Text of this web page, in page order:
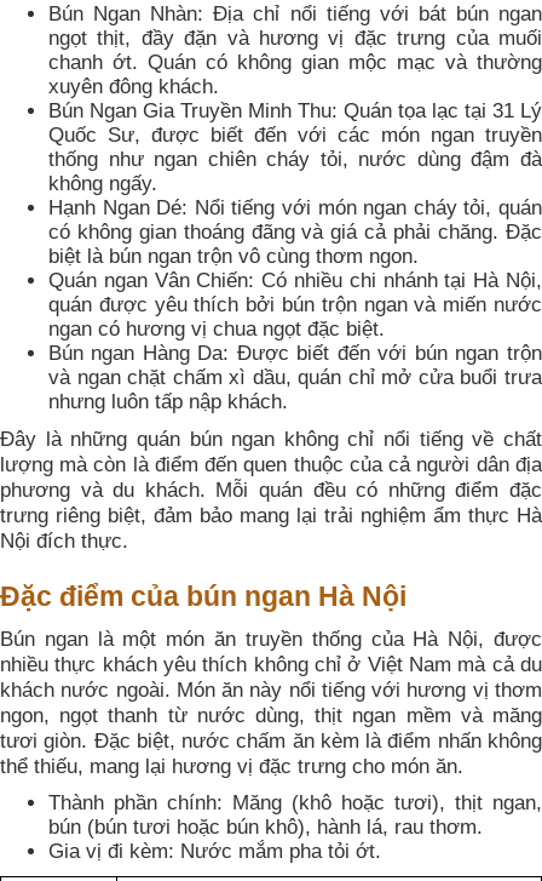
Bún Ngan Nhàn: Địa chỉ nổi tiếng với bát bún ngan
ngọt thịt, đầy đặn và hương vị đặc trưng của muối
chanh ớt. Quán có không gian mộc mạc và thường
xuyên đông khách.
Bún Ngan Gia Truyền Minh Thu: Quán tọa lạc tại 31 Lý
Quốc Sư, được biết đến với các món ngan truyền
thống như ngan chiên cháy tỏi, nước dùng đậm đà
không ngấy.
Hạnh Ngan Dé: Nổi tiếng với món ngan cháy tỏi, quán
có không gian thoáng đãng và giá cả phải chăng. Đặc
biệt là bún ngan trộn vô cùng thơm ngon.
Quán ngan Vân Chiến: Có nhiều chi nhánh tại Hà Nội,
quán được yêu thích bởi bún trộn ngan và miến nước
ngan có hương vị chua ngọt đặc biệt.
Bún ngan Hàng Da: Được biết đến với bún ngan trộn
và ngan chặt chấm xì dầu, quán chỉ mở cửa buổi trưa
nhưng luôn tấp nập khách.
Đây là những quán bún ngan không chỉ nổi tiếng về chất
lượng mà còn là điểm đến quen thuộc của cả người dân địa
phương và du khách. Mỗi quán đều có những điểm đặc
trưng riêng biệt, đảm bảo mang lại trải nghiệm ẩm thực Hà
Nội đích thực.
Đặc điểm của bún ngan Hà Nội
Bún ngan là một món ăn truyền thống của Hà Nội, được
nhiều thực khách yêu thích không chỉ ở Việt Nam mà cả du
khách nước ngoài. Món ăn này nổi tiếng với hương vị thơm
ngon, ngọt thanh từ nước dùng, thịt ngan mềm và măng
tươi giòn. Đặc biệt, nước chấm ăn kèm là điểm nhấn không
thể thiếu, mang lại hương vị đặc trưng cho món ăn.
Thành phần chính: Măng (khô hoặc tươi), thịt ngan,
bún (bún tươi hoặc bún khô), hành lá, rau thơm.
Gia vị đi kèm: Nước mắm pha tỏi ớt.